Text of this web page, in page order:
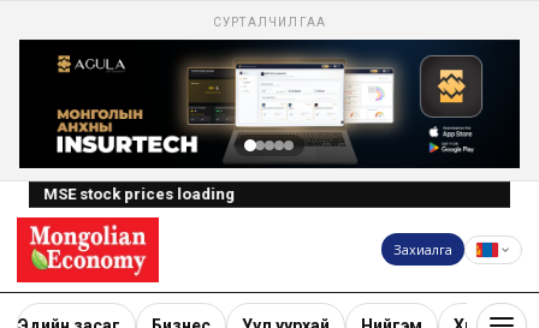
СУРТАЛЧИЛГАА
MSE stock prices loading
Захиалга